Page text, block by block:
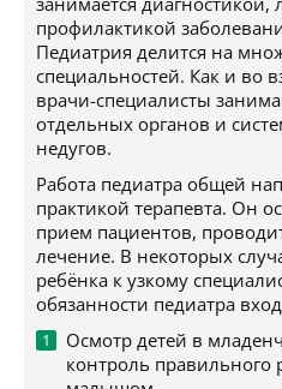
профилактикой
Педиатрия делится на
специальностей. Как и во
врачи-специалисты
отдельных органов и
недугов.
Работа педиатра общей
практикой терапевта. Он
прием пациентов,
лечение. В некоторых
ребёнка к узкому
обязанности педиатра
Осмотр детей в
контроль правильного